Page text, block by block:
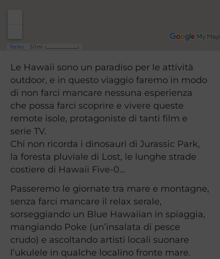
Le Hawaii sono un paradiso per le attività
outdoor, e in questo viaggio faremo in modo
di non farci mancare nessuna esperienza
che possa farci scoprire e vivere queste
remote isole, protagoniste di tanti film e
serie TV.
Chi non ricorda i dinosauri di Jurassic Park,
la foresta pluviale di Lost, le lunghe strade
costiere di Hawaii Five-0…
Passeremo le giornate tra mare e montagne,
senza farci mancare il relax serale,
sorseggiando un Blue Hawaiian in spiaggia,
mangiando Poke (un’insalata di pesce
crudo) e ascoltando artisti locali suonare
l’ukulele in qualche localino fronte mare.